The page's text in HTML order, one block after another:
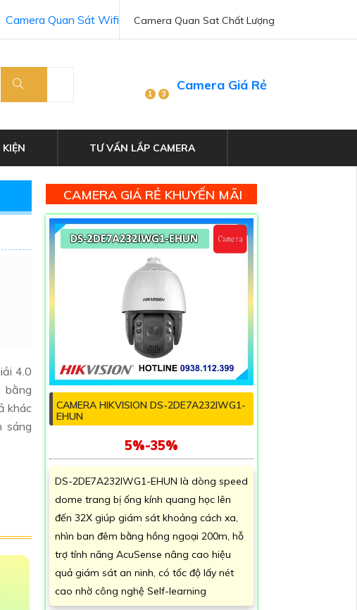
Camera Quan Sat Chất Lượng
Camera Quan Sát Wifi
1 3
Camera Giá Rẻ
TƯ VẤN LẮP CAMERA
4.0
bằng
khác
sáng
CAMERA GIÁ RẺ KHUYẾN MÃI
CAMERA HIKVISION DS-2DE7A232IWG1-
EHUN
5%-35%
DS-2DE7A232IWG1-EHUN là dòng speed
dome trang bị ống kính quang học lên
đến 32X giúp giám sát khoảng cách xa,
nhìn ban đêm bằng hồng ngoại 200m, hỗ
trợ tính năng AcuSense nâng cao hiệu
quả giám sát an ninh, có tốc độ lấy nét
cao nhờ công nghệ Self-learning